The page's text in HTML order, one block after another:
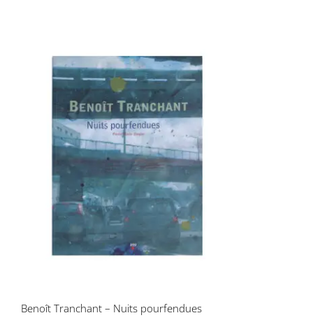
Benoît Tranchant – Nuits pourfendues
Benoît Tranchant – Nuits pourfendues